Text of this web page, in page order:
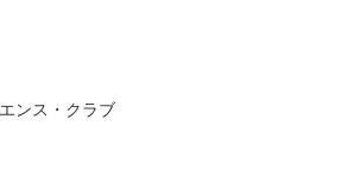
ンス・クラブ